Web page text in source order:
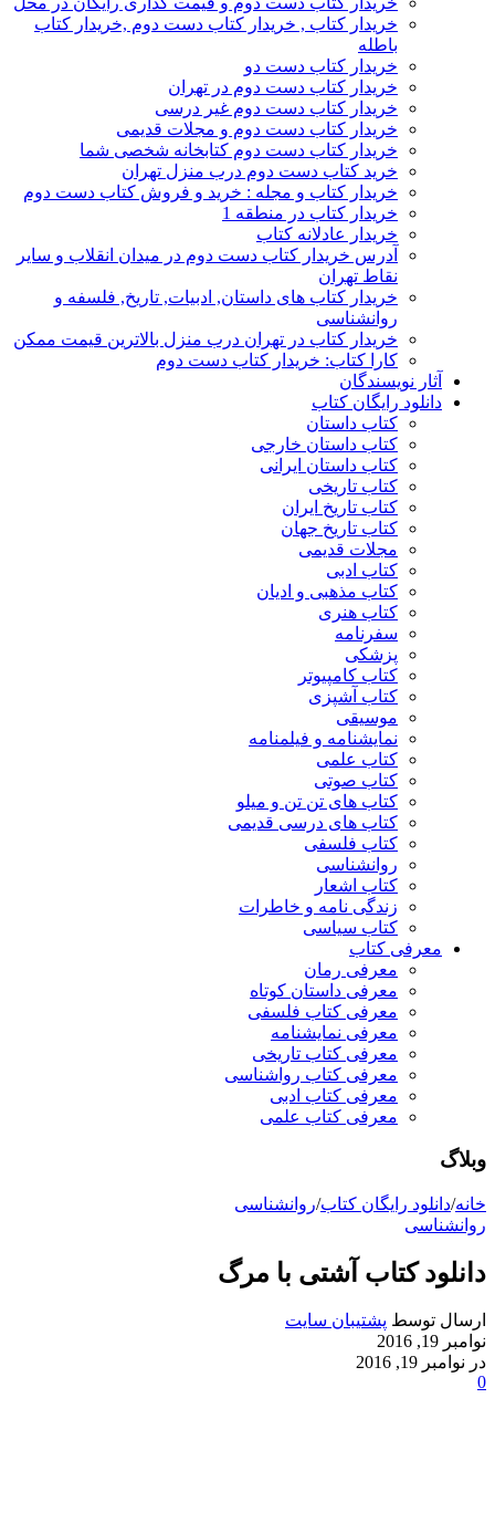
خریدار کتاب , خریدار کتاب دست دوم ,خریدار کتاب
باطله
خریدار کتاب دست دو
خریدار کتاب دست دوم در تهران
خریدار کتاب دست دوم غیر درسی
خریدار کتاب دست دوم و مجلات قدیمی
خریدار کتاب دست دوم کتابخانه شخصی شما
خرید کتاب دست دوم درب منزل تهران
خریدار کتاب و مجله : خرید و فروش کتاب دست دوم
خریدار کتاب در منطقه 1
خریدار عادلانه کتاب
آدرس خریدار کتاب دست دوم در میدان انقلاب و سایر
نقاط تهران
خریدار کتاب های داستان, ادبیات, تاریخ, فلسفه و
روانشناسی
خریدار کتاب در تهران درب منزل بالاترین قیمت ممکن
کارا کتاب: خریدار کتاب دست دوم
آثار نویسندگان
دانلود رایگان کتاب
کتاب داستان
کتاب داستان خارجی
کتاب داستان ایرانی
کتاب تاریخی
کتاب تاریخ ایران
کتاب تاریخ جهان
مجلات قدیمی
کتاب ادبی
کتاب مذهبی و ادیان
کتاب هنری
سفرنامه
پزشکی
کتاب کامپیوتر
کتاب آشپزی
موسیقی
نمایشنامه و فیلمنامه
کتاب علمی
کتاب صوتی
کتاب های تن تن و میلو
کتاب های درسی قدیمی
کتاب فلسفی
روانشناسی
کتاب اشعار
زندگی نامه و خاطرات
کتاب سیاسی
معرفی کتاب
معرفی رمان
معرفی داستان کوتاه
معرفی کتاب فلسفی
معرفی نمایشنامه
معرفی کتاب تاریخی
معرفی کتاب رواشناسی
معرفی کتاب ادبی
معرفی کتاب علمی
وبلاگ
خانه/دانلود رایگان کتاب/روانشناسی
روانشناسی
دانلود کتاب آشتی با مرگ
ارسال توسط پشتیبان سایت
نوامبر 19, 2016
در نوامبر 19, 2016
0